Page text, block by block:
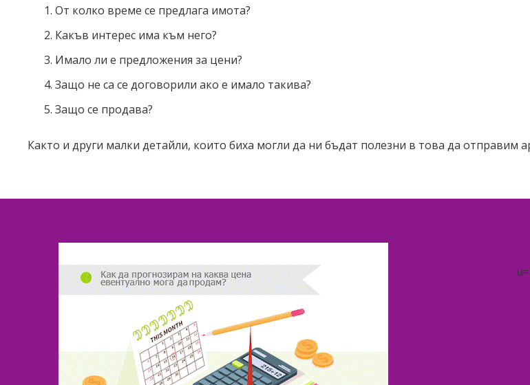
От колко време се предлага имота?
Какъв интерес има към него?
Имало ли е предложения за цени?
Защо не са се договорили ако е имало такива?
Защо се продава?
Както и други малки детайли, които биха могли да ни бъдат полезни в това да отправим